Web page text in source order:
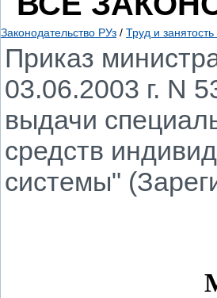
Законодательство РУз / Труд и
Приказ
03.06.2003 г. N
выдачи
средств
cистемы"